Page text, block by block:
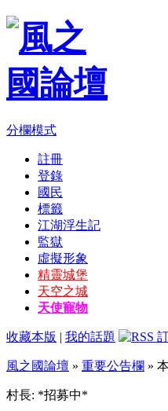
分欄模式
註冊
登錄
國民
標籤
江湖浮生記
監獄
虛擬形象
精靈城堡
天空之城
天使寵物
收藏本版 | 我的話題
風之國論壇 » 重要公告欄 »
村長: *招募中*